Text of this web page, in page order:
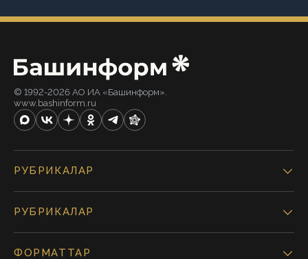
© 1992-2026 АО ИА «Башинформ».
www.bashinform.ru
РУБРИКАЛАР
РУБРИКАЛАР
ФОРМАТТАР